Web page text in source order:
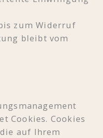
zum Widerruf
bleibt vom
Cookies. Cookies
auf Ihrem